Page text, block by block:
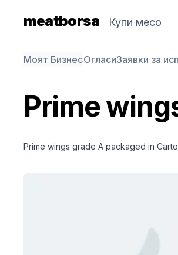
meatborsa Купи месо
Моят БизнесОгласиЗаявки за
Prime
Prime wings grade A packaged in